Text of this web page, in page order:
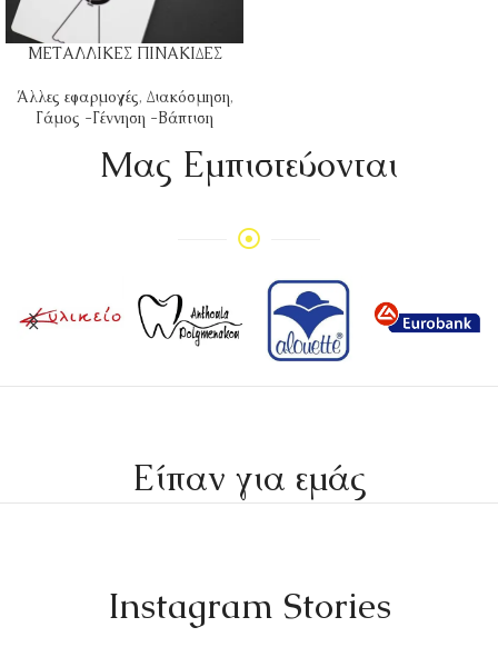
ΜΕΤΑΛΛΙΚΕΣ ΠΙΝΑΚΙΔΕΣ
Άλλες εφαρμογές, Διακόσμηση,
Γάμος -Γέννηση -Βάπτιση
Mας Εμπιστεύονται
Είπαν για εμάς
Instagram Stories